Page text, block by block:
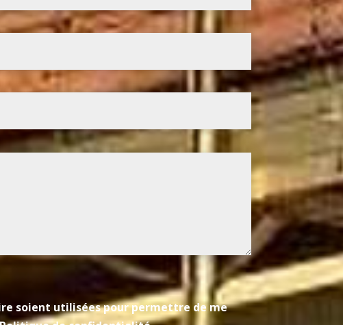
soient utilisées pour permettre de me